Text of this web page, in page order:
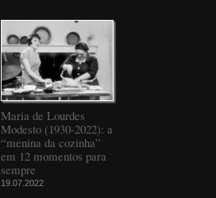
Maria de Lourdes
Modesto (1930-2022): a
“menina da cozinha”
em 12 momentos para
sempre
19.07.2022